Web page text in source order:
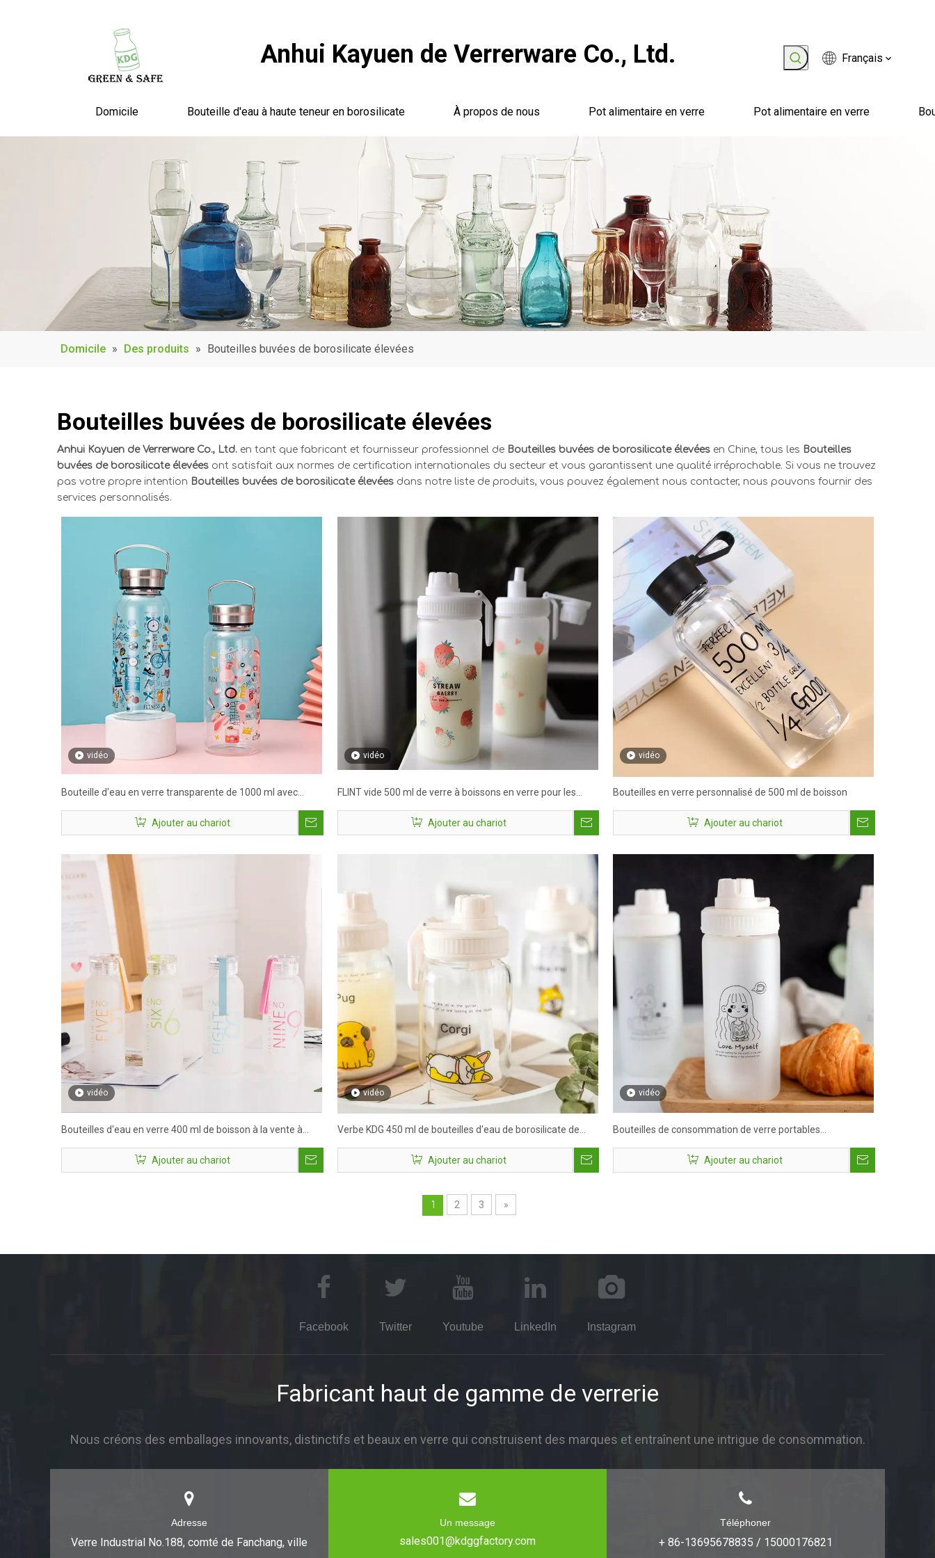
Anhui Kayuen de Verrerware Co., Ltd. Français
Domicile Bouteille d'eau à haute teneur en borosilicate À propos de nous Pot alimentaire en verre Pot alimentaire en verre
Domicile » Des produits » Bouteilles buvées de borosilicate élevées
Bouteilles buvées de borosilicate élevées
Anhui Kayuen de Verrerware Co., Ltd. en tant que fabricant et fournisseur professionnel de Bouteilles buvées de borosilicate élevées en Chine, tous les Bouteilles
buvées de borosilicate élevées ont satisfait aux normes de certification internationales du secteur et vous garantissent une qualité irréprochable. Si vous ne trouvez
pas votre propre intention Bouteilles buvées de borosilicate élevées dans notre liste de produits, vous pouvez également nous contacter, nous pouvons fournir des
services personnalisés.
vidéo
Bouteille d'eau en verre transparente de 1000 ml avec
impression personnalisée
Ajouter au chariot
vidéo
FLINT vide 500 ml de verre à boissons en verre pour les
boissons
Ajouter au chariot
vidéo
Bouteilles en verre personnalisé de 500 ml de boisson
Ajouter au chariot
vidéo
Bouteilles d'eau en verre 400 ml de boisson à la vente à
chaud
Ajouter au chariot
vidéo
Verbe KDG 450 ml de bouteilles d'eau de borosilicate de
haut
Ajouter au chariot
vidéo
Bouteilles de consommation de verre portables
personnalisées 500 ml
Ajouter au chariot
1 2 3 »
Facebook Twitter Youtube LinkedIn Instagram
Fabricant haut de gamme de verrerie
Nous créons des emballages innovants, distinctifs et beaux en verre qui construisent des marques et entraînent une intrigue de consommation.
Adresse
Verre Industrial No.188, comté de Fanchang, ville
Un message
sales001@kdggfactory.com
Téléphoner
+ 86-13695678835 / 15000176821